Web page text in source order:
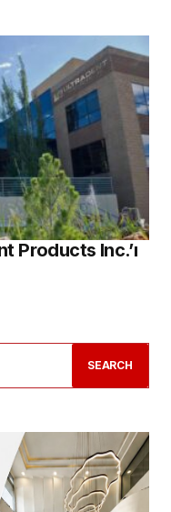
Products Inc.’ı
SEARCH